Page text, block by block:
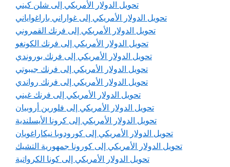
تحويل الدولار الأمريكي إلى شلن كيني
تحويل الدولار الأمريكي إلى غواراني باراغواياني
تحويل الدولار الأمريكي إلى فرنك القمروني
تحويل الدولار الأمريكي إلى فرنك الكونغو
تحويل الدولار الأمريكي إلى فرنك بوروندي
تحويل الدولار الأمريكي إلى فرنك جيبوتي
تحويل الدولار الأمريكي إلى فرنك رواندي
تحويل الدولار الأمريكي إلى فرنك غيني
تحويل الدولار الأمريكي إلى فلورين أروبيان
تحويل الدولار الأمريكي إلى كرونا الأيسلندية
تحويل الدولار الأمريكي إلى كورودوبا نيكاراغويان
تحويل الدولار الأمريكي إلى كورونا جمهورية التشيك
تحويل الدولار الأمريكي إلى كونا الكرواتية